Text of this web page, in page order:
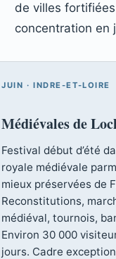
de villes
concentration en
JUIN · INDRE-ET-LOIRE
Médiévales de
Festival début d’été
royale médiévale
mieux préservées de
Reconstitutions,
médiéval, tournois,
Environ 30 000
jours. Cadre